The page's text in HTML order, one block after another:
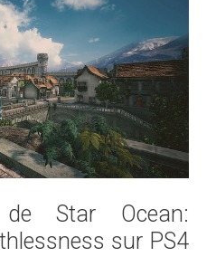
Star Ocean:
sur PS4